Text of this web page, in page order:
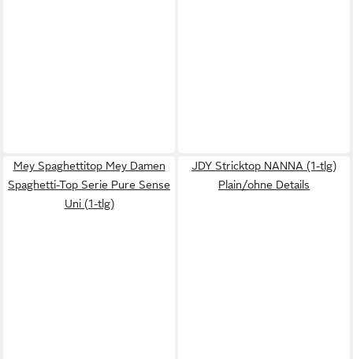
Mey Spaghettitop Mey Damen
Spaghetti-Top Serie Pure Sense
Uni (1-tlg)
JDY Stricktop NANNA (1-tlg)
Plain/ohne Details